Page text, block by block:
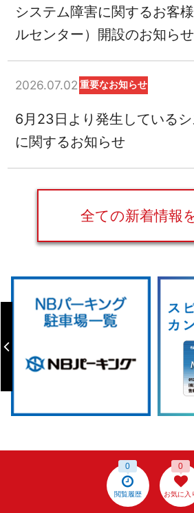
システム障害に関するお客
ルセンター）開設のお知らせ
2026.07.02 重要なお知らせ
6月23日より発生している
に関するお知らせ
全ての新着情報
閲覧履歴
0
お気に入
0